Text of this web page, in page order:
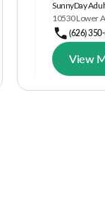
SunnyDay
10530 Lower
(626)
View